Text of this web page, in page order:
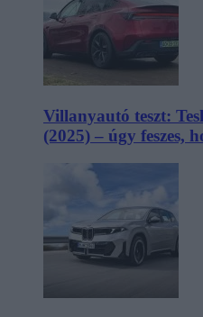
Villanyautó teszt:
(2025) – úgy feszes,